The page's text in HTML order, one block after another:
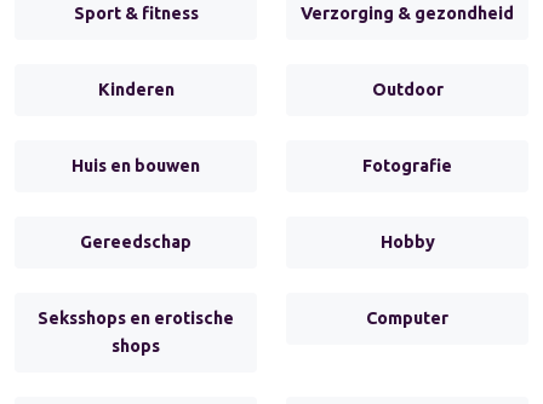
Sport & fitness Verzorging & gezondheid
Kinderen Outdoor
Huis en bouwen Fotografie
Gereedschap Hobby
Seksshops en erotische
shops
Computer